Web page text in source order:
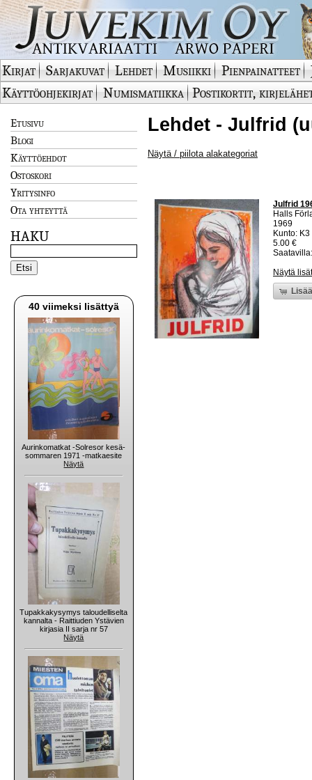
Kirjat Sarjakuvat Lehdet Musiikki Pienpainatteet
Käyttöohjekirjat
Numismatiikka Postikortit,
Etusivu
Blogi
Käyttöehdot
Ostoskori
Yritysinfo
Ota yhteyttä
HAKU
40 viimeksi lisättyä
Aurinkomatkat -Solresor kesä-
sommaren 1971 -matkaesite
Näytä
Tupakkakysymys taloudelliselta
kannalta - Raittiuden Ystävien
kirjasia II sarja nr 57
Näytä
Lehdet - Julfrid
Näytä / piilota alakategoriat
Julfrid
Halls
1969
Kunto:
5.00 €
Näytä